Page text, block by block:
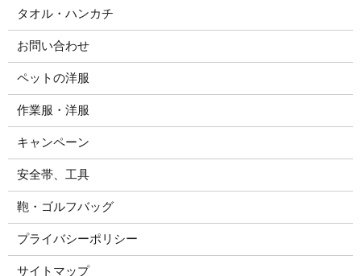
タオル・ハンカチ
お問い合わせ
ペットの洋服
作業服・洋服
キャンペーン
安全帯、工具
鞄・ゴルフバッグ
プライバシーポリシー
サイトマップ